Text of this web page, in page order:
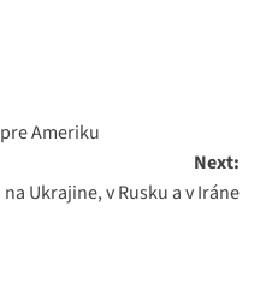
Ameriku
Next:
Ukrajine, v Rusku a v Iráne